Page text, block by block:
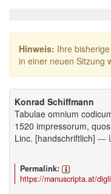
Hinweis: Ihre
in einer neuen Sitzung
Konrad Schiffmann
Tabulae omnium
1520 impressorum,
Linc. [handschriftlich] —
Permalink:
https://manuscripta.at/